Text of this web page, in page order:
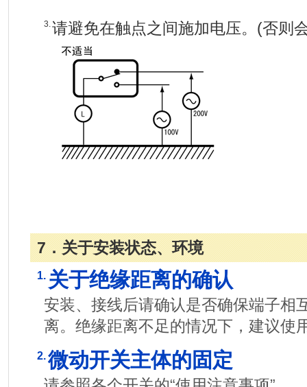
3.请避免在触点之间施加电压。(否则
7．关于安装状态、环境
1. 关于绝缘距离的确认
安装、接线后请确认是否确保端子相
离。绝缘距离不足的情况下，建议使
2.微动开关主体的固定